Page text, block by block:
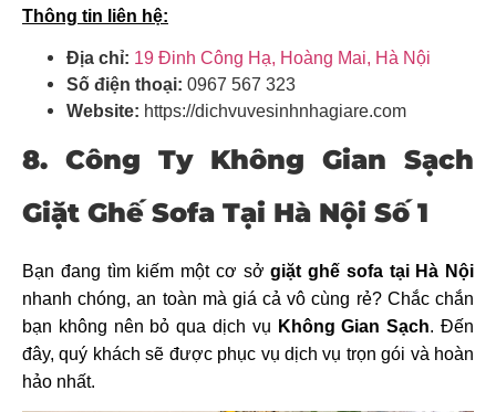
Thông tin liên hệ:
Địa chỉ: 19 Đinh Công Hạ, Hoàng Mai, Hà Nội
Số điện thoại: 0967 567 323
Website: https://dichvuvesinhnhagiare.com
8. Công Ty Không Gian Sạch
Giặt Ghế Sofa Tại Hà Nội Số 1
Bạn đang tìm kiếm một cơ sởgiặt ghế sofa tại Hà Nội
nhanh chóng, an toàn mà giá cả vô cùng rẻ? Chắc chắn
bạn không nên bỏ qua dịch vụ Không Gian Sạch. Đến
đây, quý khách sẽ được phục vụ dịch vụ trọn gói và hoàn
hảo nhất.